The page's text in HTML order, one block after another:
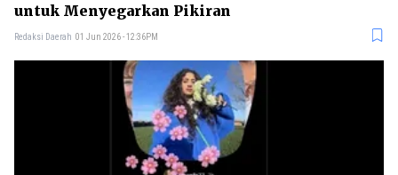
untuk Menyegarkan Pikiran
Redaksi Daerah 01 Jun 2026 - 12:36PM